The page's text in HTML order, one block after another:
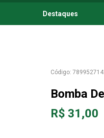
Destaques
Bomba
R$ 31,00